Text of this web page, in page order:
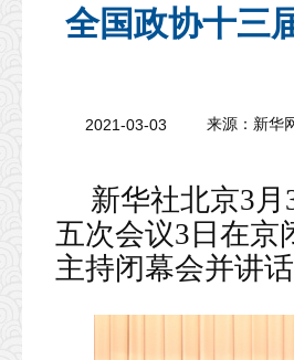
全国政协十三
2021-03-03 来源：新华
新华社北京3
五次会议3日在京
主持闭幕会并讲话